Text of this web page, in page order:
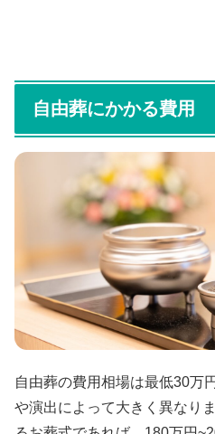
自由葬にかかる費用
自由葬の費用相場は最低30万
や演出によって大きく異なり